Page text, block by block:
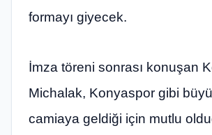
formayı giyecek.
İmza töreni sonrası konuşan
Michalak, Konyaspor gibi
camiaya geldiği için mutlu